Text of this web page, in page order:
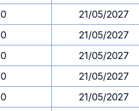
0
21/05/2027
0
21/05/2027
0
21/05/2027
0
21/05/2027
0
21/05/2027